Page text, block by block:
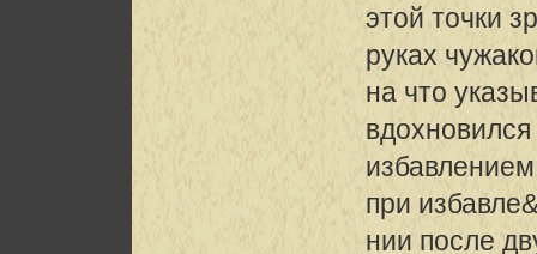
этой точки
руках
на что
вдохновился
при
нии после